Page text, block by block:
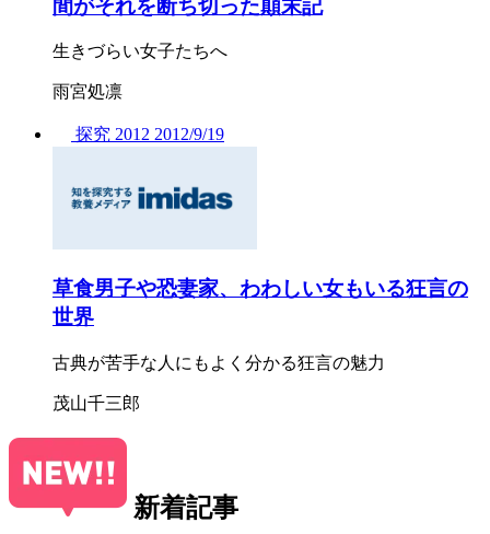
間がそれを断ち切った顛末記
生きづらい女子たちへ
雨宮処凛
探究 2012 2012/9/19
草食男子や恐妻家、わわしい女もいる狂言の
世界
古典が苦手な人にもよく分かる狂言の魅力
茂山千三郎
新着記事